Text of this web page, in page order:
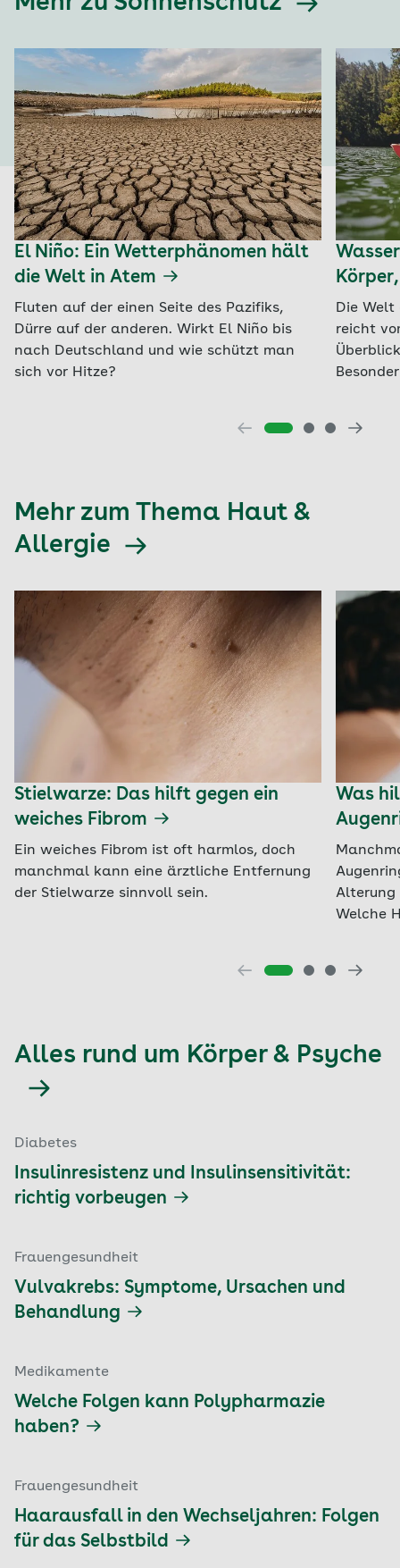
El Niño: Ein Wetterphänomen hält
die Welt in Atem
Fluten auf der einen Seite des Pazifiks,
Dürre auf der anderen. Wirkt El Niño bis
nach Deutschland und wie schützt man
sich vor Hitze?
Die
reicht
Mehr zum Thema Haut &
Allergie
Stielwarze: Das hilft gegen ein
weiches Fibrom
Ein weiches Fibrom ist oft harmlos, doch
manchmal kann eine ärztliche Entfernung
der Stielwarze sinnvoll sein.
Was
Alterung
Welche
Alles rund um Körper & Psyche
Diabetes
Insulinresistenz und Insulinsensitivität:
richtig vorbeugen
Frauengesundheit
Vulvakrebs: Symptome, Ursachen und
Behandlung
Medikamente
Welche Folgen kann Polypharmazie
haben?
Frauengesundheit
Haarausfall in den Wechseljahren: Folgen
für das Selbstbild